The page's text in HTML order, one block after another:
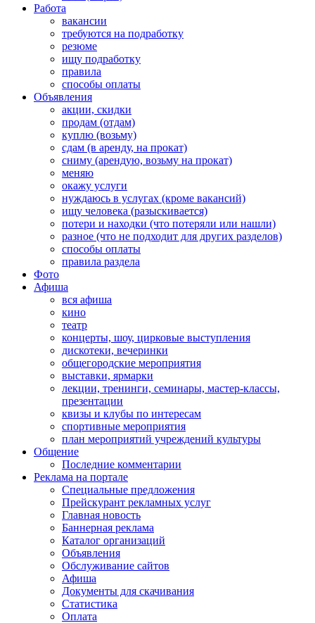
Работа
вакансии
требуются на подработку
резюме
ищу подработку
правила
способы оплаты
Объявления
акции, скидки
продам (отдам)
куплю (возьму)
сдам (в аренду, на прокат)
сниму (арендую, возьму на прокат)
меняю
окажу услуги
нуждаюсь в услугах (кроме вакансий)
ищу человека (разыскивается)
потери и находки (что потеряли или нашли)
разное (что не подходит для других разделов)
способы оплаты
правила раздела
Фото
Афиша
вся афиша
кино
театр
концерты, шоу, цирковые выступления
дискотеки, вечеринки
общегородские мероприятия
выставки, ярмарки
лекции, тренинги, семинары, мастер-классы,
презентации
квизы и клубы по интересам
спортивные мероприятия
план мероприятий учреждений культуры
Общение
Последние комментарии
Реклама на портале
Специальные предложения
Прейскурант рекламных услуг
Главная новость
Баннерная реклама
Каталог организаций
Объявления
Обслуживание сайтов
Афиша
Документы для скачивания
Статистика
Оплата